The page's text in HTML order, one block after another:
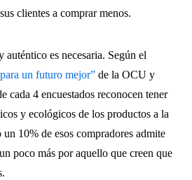
clientes a comprar menos.
auténtico es necesaria. Según el
un futuro mejor” de la OCU y
cada 4 encuestados reconocen tener
y ecológicos de los productos a la
10% de esos compradores admite
poco más por aquello que creen que